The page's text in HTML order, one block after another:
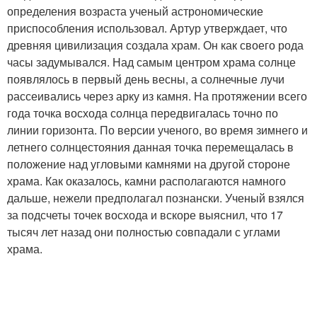
определения возраста ученый астрономические
приспособления использовал. Артур утверждает, что
древняя цивилизация создала храм. Он как своего рода
часы задумывался. Над самым центром храма солнце
появлялось в первый день весны, а солнечные лучи
рассеивались через арку из камня. На протяжении всего
года точка восхода солнца передвигалась точно по
линии горизонта. По версии ученого, во время зимнего и
летнего солнцестояния данная точка перемещалась в
положение над угловыми камнями на другой стороне
храма. Как оказалось, камни располагаются намного
дальше, нежели предполагал познански. Ученый взялся
за подсчеты точек восхода и вскоре выяснил, что 17
тысяч лет назад они полностью совпадали с углами
храма.